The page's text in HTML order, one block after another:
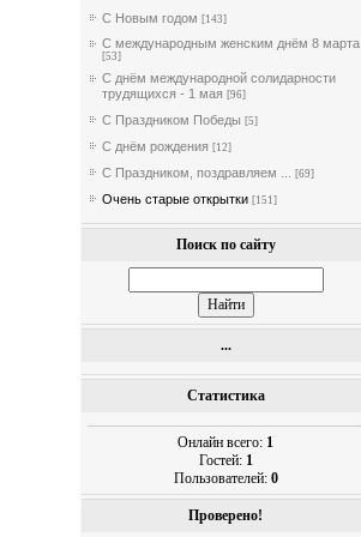
С Новым годом [143]
С международным женским днём 8 марта
[53]
С днём международной солидарности
трудящихся - 1 мая [96]
С Праздником Победы [5]
С днём рождения [12]
С Праздником, поздравляем ... [69]
Очень старые открытки [151]
Поиск по сайту
...
Статистика
Онлайн всего: 1
Гостей: 1
Пользователей: 0
Проверено!